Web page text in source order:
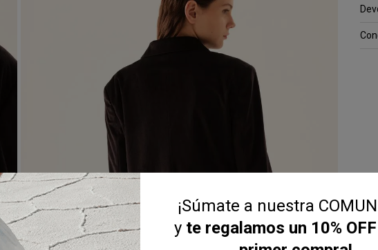
¡Súmate a nuestra
y te regalamos un 10%